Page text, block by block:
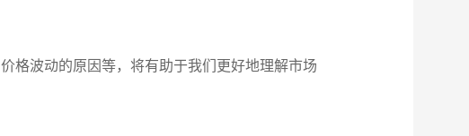
格波动的原因等，将有助于我们更好地理解市场